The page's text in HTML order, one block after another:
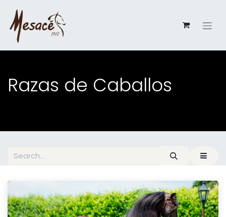
Razas de Caballos